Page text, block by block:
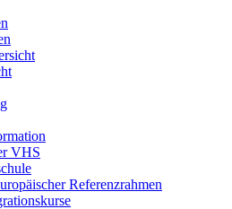
VHS
Referenzrahmen